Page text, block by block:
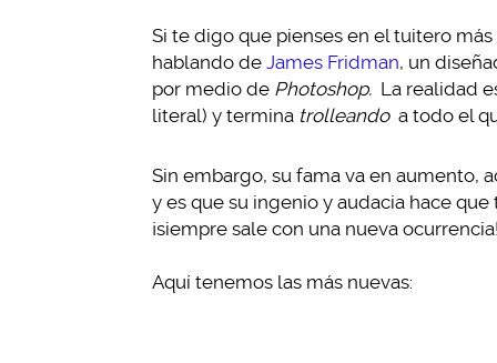
Si te digo que pienses en el tuitero más
hablando de James Fridman, un
por medio de Photoshop. La realidad
literal) y termina trolleando a todo el
Sin embargo, su fama va en aumento,
y es que su ingenio y audacia hace
¡siempre sale con una nueva
Aquí tenemos las más nuevas: